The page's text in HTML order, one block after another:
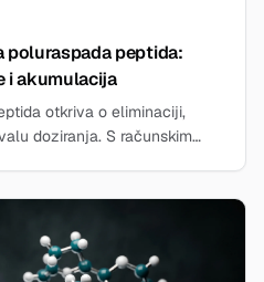
poluraspada peptida:
i akumulacija
otkriva o eliminaciji,
doziranja. S računskim